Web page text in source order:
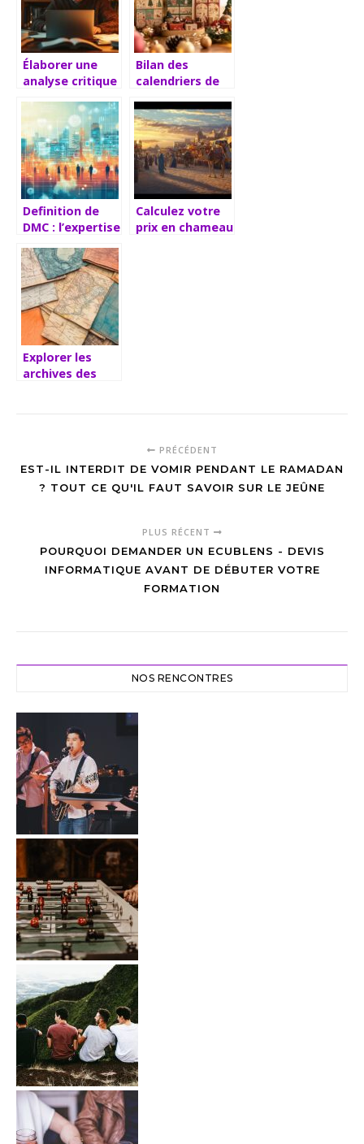
Élaborer une
analyse critique
un thème
spécifique :
protocole de
recherche pour
l’examen des
théories
féministes
intersectionnelles
Bilan des
calendriers de
quels univers
fantastiques
ont marqué
l’année ?
Definition de
DMC : l’expertise
service de vos
excursions
personnalisées
Calculez votre
prix en chameau
Explorer les
archives des
PRÉCÉDENT
EST-IL INTERDIT DE VOMIR PENDANT LE RAMADAN
? TOUT CE QU'IL FAUT SAVOIR SUR LE JEÛNE
PLUS RÉCENT
POURQUOI DEMANDER UN ECUBLENS - DEVIS
INFORMATIQUE AVANT DE DÉBUTER VOTRE
FORMATION
NOS RENCONTRES